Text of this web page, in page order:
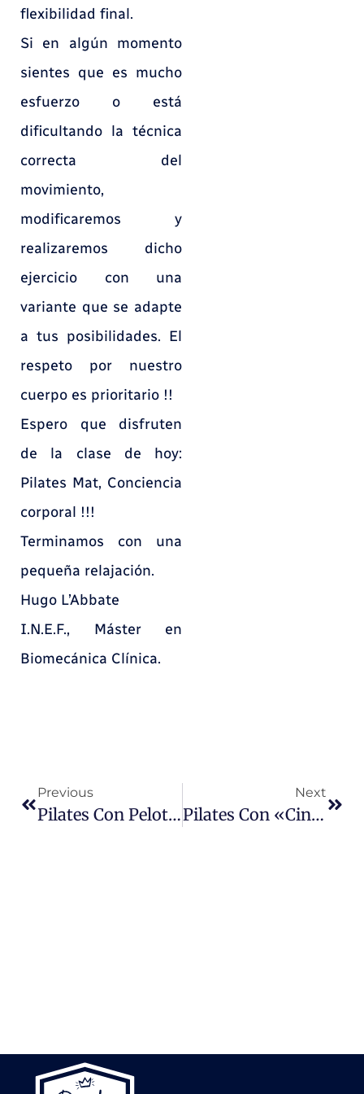
flexibilidad final.
Si en algún momento
sientes que es mucho
esfuerzo o está
dificultando la técnica
correcta del
movimiento,
modificaremos y
realizaremos dicho
ejercicio con una
variante que se adapte
a tus posibilidades. El
respeto por nuestro
cuerpo es prioritario !!
Espero que disfruten
de la clase de hoy:
Pilates Mat, Conciencia
corporal !!!
Terminamos con una
pequeña relajación.
Hugo L’Abbate
I.N.E.F., Máster en
Biomecánica Clínica.
Previous
Pilates Con Pelota Pequeña 1 Kg.
Next
Pilates Con «Cinta» O «Toalla»